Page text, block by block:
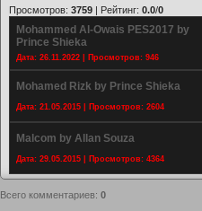
Просмотров: 3759 | Рейтинг: 0.0/0
Mohammed Al-Owais PES2017 by
Prince Shieka
Дата: 26.11.2022 | Просмотров: 946
Mohamed Rizk by Prince Shieka
Дата: 21.05.2015 | Просмотров: 2604
Malcom by Allan Souza
Дата: 29.05.2015 | Просмотров: 4364
Всего комментариев: 0